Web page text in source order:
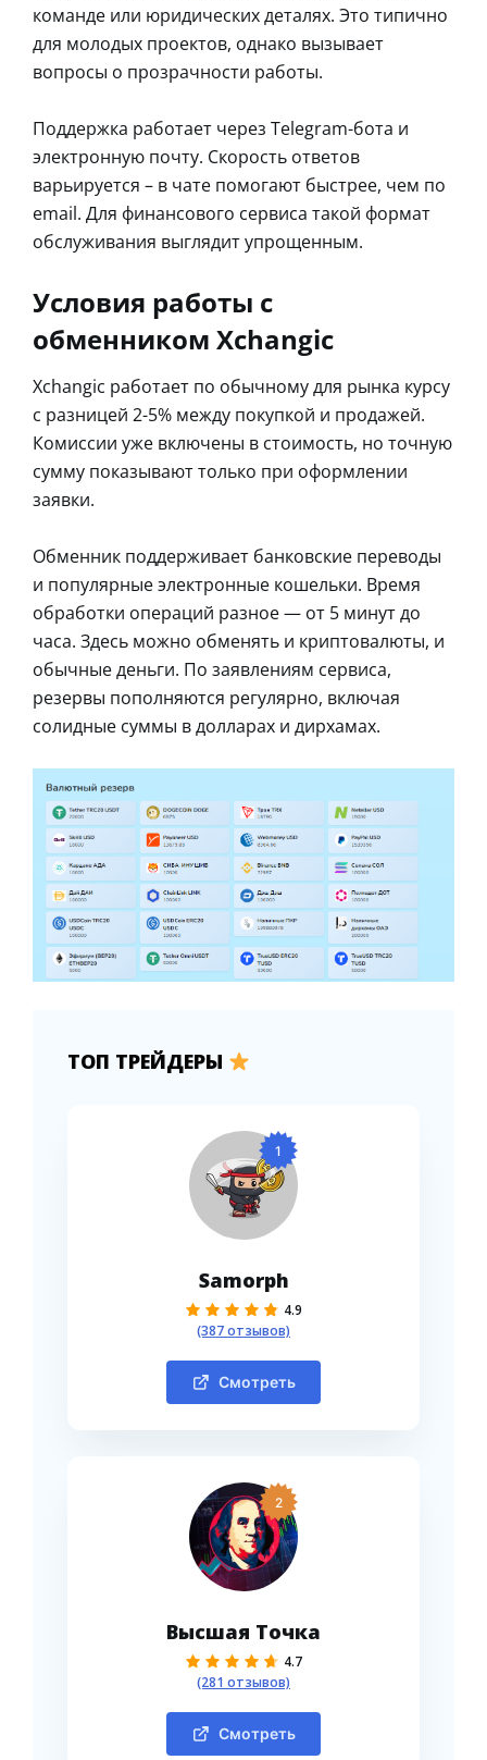
команде или юридических деталях. Это типично
для молодых проектов, однако вызывает
вопросы о прозрачности работы.
Поддержка работает через Telegram-бота и
электронную почту. Скорость ответов
варьируется – в чате помогают быстрее, чем по
email. Для финансового сервиса такой формат
обслуживания выглядит упрощенным.
Условия работы с
обменником Xchangic
Xchangic работает по обычному для рынка курсу
с разницей 2-5% между покупкой и продажей.
Комиссии уже включены в стоимость, но точную
сумму показывают только при оформлении
заявки.
Обменник поддерживает банковские переводы
и популярные электронные кошельки. Время
обработки операций разное — от 5 минут до
часа. Здесь можно обменять и криптовалюты, и
обычные деньги. По заявлениям сервиса,
резервы пополняются регулярно, включая
солидные суммы в долларах и дирхамах.
ТОП ТРЕЙДЕРЫ
1
Samorph
4.9
(387 отзывов)
Смотреть
2
Высшая Точка
4.7
(281 отзывов)
Смотреть